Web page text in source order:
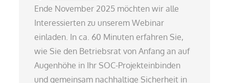
Ende November 2025 möchten wir alle
Interessierten zu unserem Webinar
einladen. In ca. 60 Minuten erfahren Sie,
wie Sie den Betriebsrat von Anfang an auf
Augenhöhe in Ihr SOC-Projekteinbinden
und gemeinsam nachhaltige Sicherheit in